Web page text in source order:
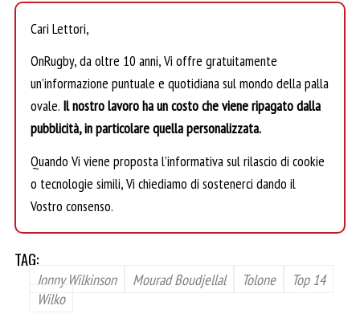
Cari Lettori,
OnRugby, da oltre 10 anni, Vi offre gratuitamente
un’informazione puntuale e quotidiana sul mondo della palla
ovale. Il nostro lavoro ha un costo che viene ripagato dalla
pubblicità, in particolare quella personalizzata.
Quando Vi viene proposta l’informativa sul rilascio di cookie
o tecnologie simili, Vi chiediamo di sostenerci dando il
Vostro consenso.
TAG:
Jonny Wilkinson Mourad Boudjellal Tolone
Top 14
Wilko